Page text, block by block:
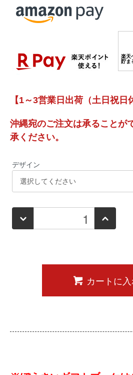
【1～3営業日出荷（土日祝日
沖縄宛のご注文は承ることが
承ください。
デザイン
カートに